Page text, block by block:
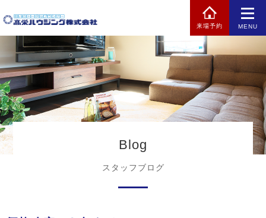
来場予約 MENU
Blog
スタッフブログ